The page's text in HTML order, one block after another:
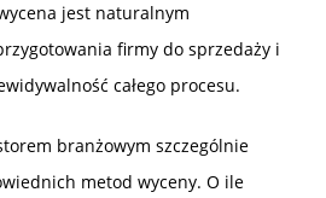
jest naturalnym
firmy do sprzedaży i
całego procesu.
branżowym szczególnie
metod wyceny. O ile